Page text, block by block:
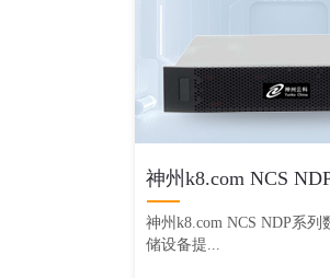
神州k8.com NCS
神州k8.com NCS NDP系
储设备提...